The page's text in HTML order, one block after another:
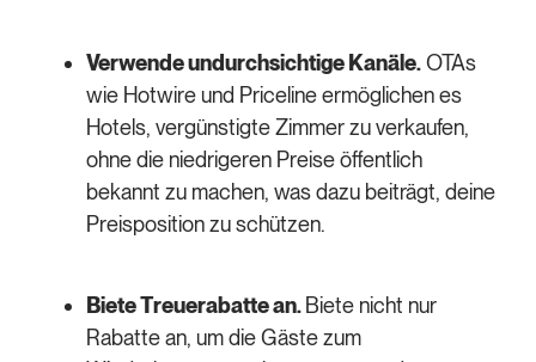
Verwende undurchsichtige Kanäle.OTAs
wie Hotwire und Priceline ermöglichen es
Hotels, vergünstigte Zimmer zu verkaufen,
ohne die niedrigeren Preise öffentlich
bekannt zu machen, was dazu beiträgt, deine
Preisposition zu schützen.
Biete Treuerabatte an. Biete nicht nur
Rabatte an, um die Gäste zum